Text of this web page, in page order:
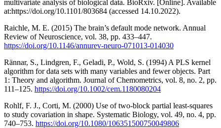
multivariate analysis of biological data. BioRxiv. [Online]. Available
at:https://doi.org/10.1101/803684 (accessed 14.10.2022).
Raichle, M. E. (2015) The brain’s default mode network. Annual
Review of Neuroscience, vol. 38, pp. 433–447.
https://doi.org/10.1146/annurev-neuro-071013-014030
Rännar, S., Lindgren, F., Geladi, P., Wold, S. (1994) A PLS kernel
algorithm for data sets with many variables and fewer objects. Part
1: Theory and algorithm. Journal of Chemometrics, vol. 8, no. 2, pp.
111–125. https://doi.org/10.1002/cem.1180080204
Rohlf, F. J., Corti, M. (2000) Use of two-block partial least-squares
to study covariation in shape. Systematic Biology, vol. 49, no. 4, pp.
740–753. https://doi.org/10.1080/106351500750049806